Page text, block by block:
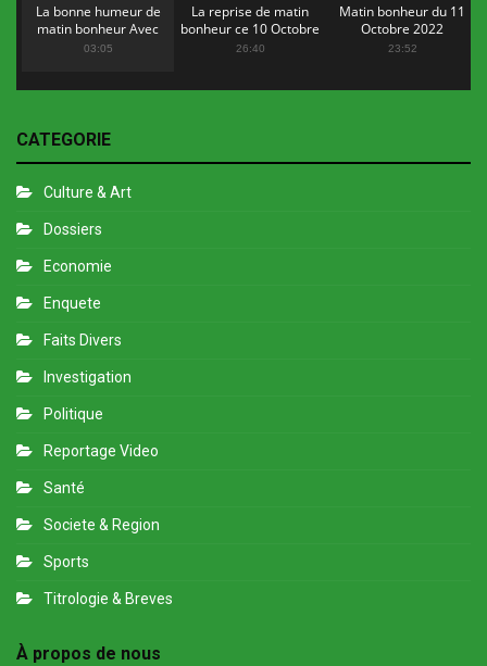
La bonne humeur de
matin bonheur Avec
Flopy Mendosa
03:05
La reprise de matin
bonheur ce 10 Octobre
2022
26:40
Matin bonheur du 11
Octobre 2022
23:52
CATEGORIE
Culture & Art
Dossiers
Economie
Enquete
Faits Divers
Investigation
Politique
Reportage Video
Santé
Societe & Region
Sports
Titrologie & Breves
À propos de nous